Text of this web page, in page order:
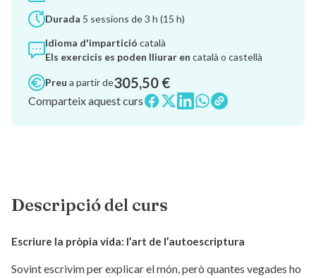
Durada 5 sessions de 3 h (15 h)
Idioma d'impartició català
Els exercicis es poden lliurar en català o castellà
Preu a partir de305,50 €
Comparteix aquest curs
Descripció del curs
Escriure la pròpia vida: l’art de l’autoescriptura
Sovint escrivim per explicar el món, però quantes vegades ho